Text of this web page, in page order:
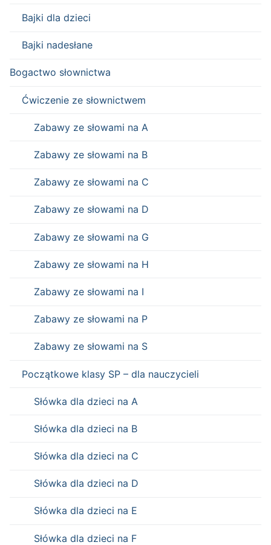
Bajki dla dzieci
Bajki nadesłane
Bogactwo słownictwa
Ćwiczenie ze słownictwem
Zabawy ze słowami na A
Zabawy ze słowami na B
Zabawy ze słowami na C
Zabawy ze słowami na D
Zabawy ze słowami na G
Zabawy ze słowami na H
Zabawy ze słowami na I
Zabawy ze słowami na P
Zabawy ze słowami na S
Początkowe klasy SP – dla nauczycieli
Słówka dla dzieci na A
Słówka dla dzieci na B
Słówka dla dzieci na C
Słówka dla dzieci na D
Słówka dla dzieci na E
Słówka dla dzieci na F